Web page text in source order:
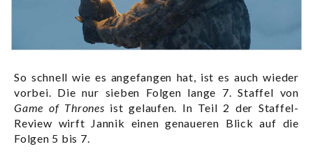
So schnell wie es angefangen hat, ist es auch wieder
vorbei. Die nur sieben Folgen lange 7. Staffel von
Game of Thrones ist gelaufen. In Teil 2 der Staffel-
Review wirft Jannik einen genaueren Blick auf die
Folgen 5 bis 7.